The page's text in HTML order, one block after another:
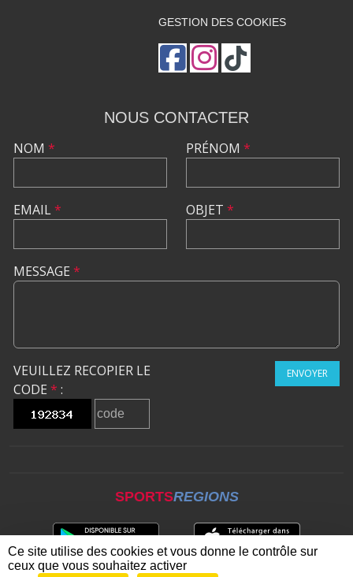
GESTION DES COOKIES
NOUS CONTACTER
NOM *
EMAIL*
PRÉNOM *
OBJET *
MESSAGE *
VEUILLEZ RECOPIER LE
CODE * :
ENVOYER
SPORTSREGIONS
Ce site utilise des cookies et vous donne le contrôle sur
ceux que vous souhaitez activer